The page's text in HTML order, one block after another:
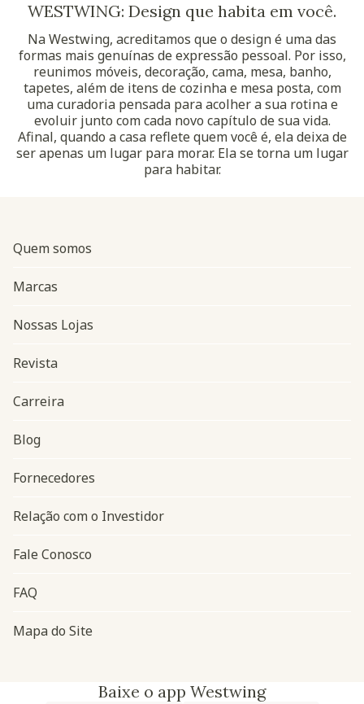
WESTWING: Design que habita em você.
Na Westwing, acreditamos que o design é uma das
formas mais genuínas de expressão pessoal. Por isso,
reunimos móveis, decoração, cama, mesa, banho,
tapetes, além de itens de cozinha e mesa posta, com
uma curadoria pensada para acolher a sua rotina e
evoluir junto com cada novo capítulo de sua vida.
Afinal, quando a casa reflete quem você é, ela deixa de
ser apenas um lugar para morar. Ela se torna um lugar
para habitar.
Navegação do rodapé
Quem somos
Marcas
Nossas Lojas
Revista
Carreira
Blog
Fornecedores
Relação com o Investidor
Fale Conosco
FAQ
Mapa do Site
Baixe o app Westwing